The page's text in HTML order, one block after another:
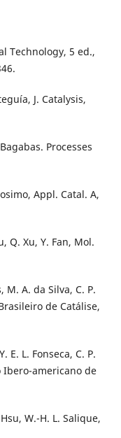
Technology, 5 ed.,
J. Catalysis,
Processes
Appl. Catal. A,
Q. Xu, Y. Fan, Mol.
M. A. da Silva, C. P.
de Catálise,
E. L. Fonseca, C. P.
Ibero-americano de
W.-H. L. Salique,